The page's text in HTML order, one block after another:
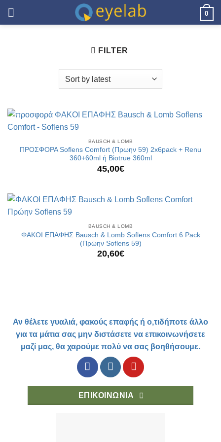
0
FILTER
BAUSCH & LOMB
ΠΡΟΣΦΟΡΑ Soflens Comfort (Πρωην 59) 2x6pack + Renu
360+60ml ή Biotrue 360ml
45,00€
BAUSCH & LOMB
ΦΑΚΟΙ ΕΠΑΦΗΣ Bausch & Lomb Soflens Comfort 6 Pack
(Πρώην Soflens 59)
20,60€
Αν θέλετε γυαλιά, φακούς επαφής ή ο,τιδήποτε άλλο
για τα μάτια σας μην διστάσετε να επικοινωνήσετε
μαζί μας, θα χαρούμε πολύ να σας βοηθήσουμε.
ΕΠΙΚΟΙΝΩΝΙΑ